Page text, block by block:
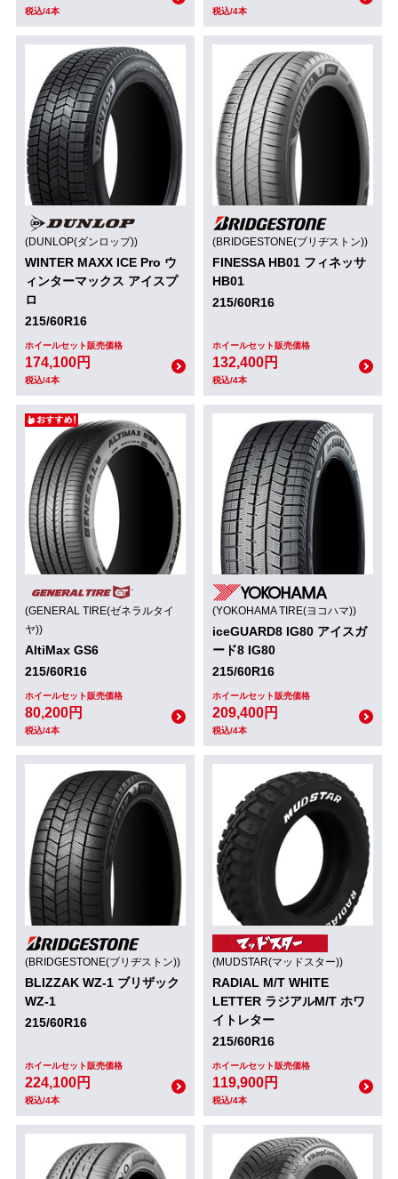
税込/4本 税込/4本
(DUNLOP(ダンロップ))
WINTER MAXX ICE Pro ウ
ィンターマックス アイスプ
ロ
215/60R16
ホイールセット販売価格
174,100円
税込/4本
(BRIDGESTONE(ブリヂストン))
FINESSA HB01 フィネッサ
HB01
215/60R16
ホイールセット販売価格
132,400円
税込/4本
(GENERAL TIRE(ゼネラルタイ
ヤ))
AltiMax GS6
215/60R16
ホイールセット販売価格
80,200円
税込/4本
(YOKOHAMA TIRE(ヨコハマ))
iceGUARD8 IG80 アイスガ
ード8 IG80
215/60R16
ホイールセット販売価格
209,400円
税込/4本
(BRIDGESTONE(ブリヂストン))
BLIZZAK WZ-1 ブリザック
WZ-1
215/60R16
ホイールセット販売価格
224,100円
税込/4本
(MUDSTAR(マッドスター))
RADIAL M/T WHITE
LETTER ラジアルM/T ホワ
イトレター
215/60R16
ホイールセット販売価格
119,900円
税込/4本